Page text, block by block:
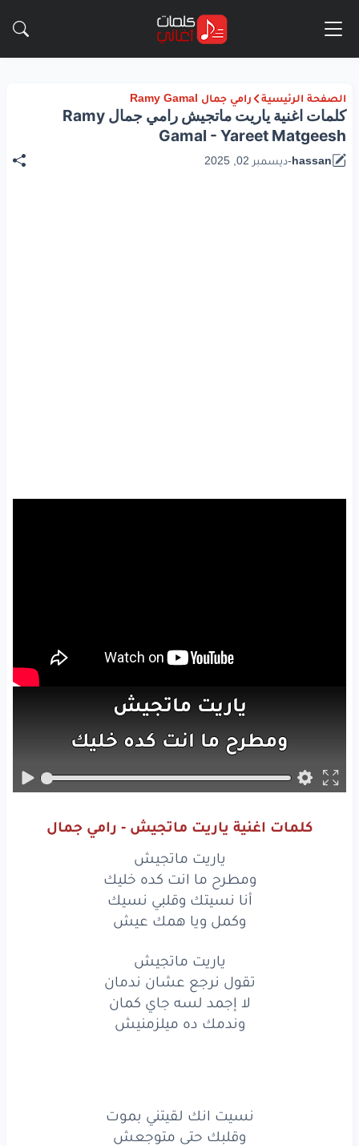
الصفحة الرئيسية رامي جمال Ramy Gamal
كلمات اغنية ياريت ماتجيش رامي جمال Ramy
Gamal - Yareet Matgeesh
hassan
-ديسمبر 02, 2025
ياريت ماتجيش
ومطرح ما انت كده خليك
أنانسيتكوقلبينسيك
ماتجيش
تقولنرجععشانندمان
إجمدلسهجايكمان
وندمك
ده
ميلزمنيش
نسيت انك لقيتنيبموت
وقلبكحتىمتوجعش
رمتنيفي عزما أناعايزك
كلمات اغنية ياريت ماتجيش - رامي جمال
ياريت ماتجيش
ومطرح ما انت كده خليك
أنا نسيتك وقلبي نسيك
وكمل ويا همك عيش
ياريت ماتجيش
تقول نرجع عشان ندمان
لا إجمد لسه جاي كمان
وندمك ده ميلزمنيش
نسيت انك لقيتني بموت
وقلبك حتى متوجعش